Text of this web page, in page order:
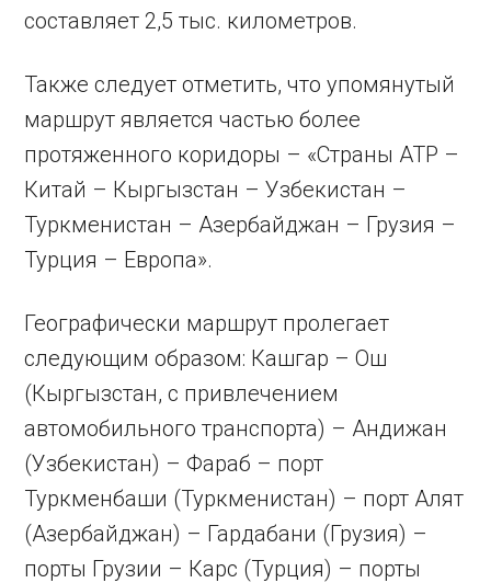
составляет 2,5 тыс. километров.
Также следует отметить, что упомянутый
маршрут является частью более
протяженного коридоры – «Страны АТР –
Китай – Кыргызстан – Узбекистан –
Туркменистан – Азербайджан – Грузия –
Турция – Европа».
Географически маршрут пролегает
следующим образом: Кашгар – Ош
(Кыргызстан, с привлечением
автомобильного транспорта) – Андижан
(Узбекистан) – Фараб – порт
Туркменбаши (Туркменистан) – порт Алят
(Азербайджан) – Гардабани (Грузия) –
порты Грузии – Карс (Турция) – порты